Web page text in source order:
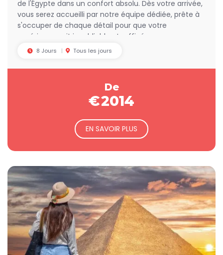
Pour une touche entre terre et ciel, embarquez pour une
croisière de luxe sur le Nil. Quoi de mieux que de
naviguer tranquillement tout en savourant des plats
enchanteurs qui défilent sous vos yeux ?
Ne manquez pas le site époustouflant d'Abou Simbel,
témoignage du génie architectural des pharaons. Chaque
étape de votre voyage est soigneusement planifiée pour
Laissez-vous emporter par la magie de l'Égypte, où chaque
moment est une découverte fascinante. Réservez votre
expérience dès aujourd'hui et préparez-vous à vivre un
impérissables.
de l'Égypte dans un confort absolu. Dès votre arrivée,
vous serez accueilli par notre équipe dédiée, prête à
s'occuper de chaque détail pour que votre
expérience soit inoubliable et raffinée.
8 Jours Tous les jours
De
€2014
EN SAVOIR PLUS